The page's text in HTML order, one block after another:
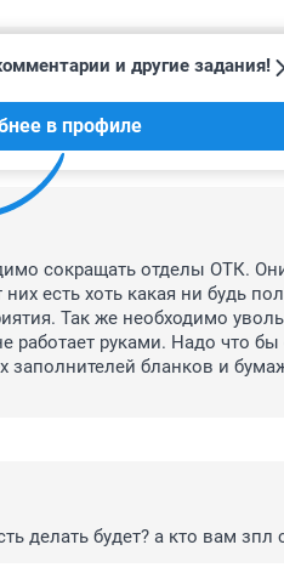
есть кредиты, ипотеки,
и другие задания!
в профиле
сокращать отделы ОТК.
есть хоть какая ни будь
Так же необходимо
руками. Надо что бы
заполнителей бланков и
делать будет? а кто вам зпл